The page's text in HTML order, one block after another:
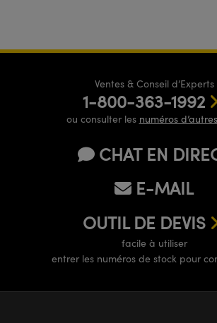
Ventes & Conseil d’Experts
1-800-363-1992
ou consulter les numéros
CHAT EN
E-MAIL
OUTIL DE DEVIS
facile à utiliser
entrer les numéros de stock pour